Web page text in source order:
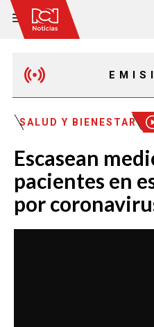
SALUD Y BIENESTAR
Escasean
pacientes en
por